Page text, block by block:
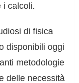
i calcoli.
di fisica
disponibili oggi
metodologie
delle necessità